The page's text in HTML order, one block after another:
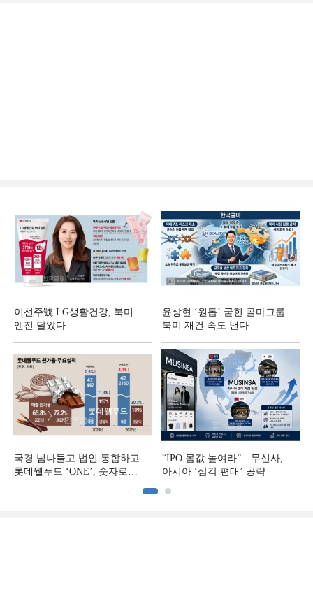
이선주號 LG생활건강, 북미
엔진 달았다
윤상현 ‘원톱ʼ 굳힌 콜마그룹…
북미 재건 속도 낸다
국경 넘나들고 법인 통합하고…
롯데웰푸드 ‘ONE’, 숫자로
“IPO 몸값 높여라”…무신사,
아시아 ‘삼각 편대’ 공략